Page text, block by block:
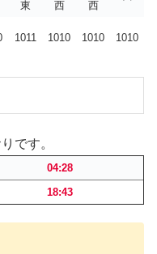
東 西 西
1011 1010 1010 1010
です。
04:28
18:43